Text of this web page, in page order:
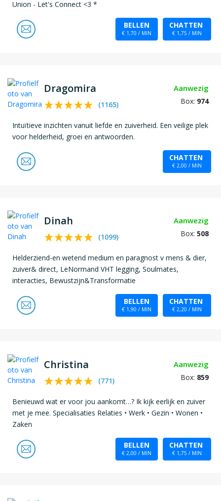
Union - Let's Connect <3 *
BELLEN
€ 1,70 / MIN
CHATTEN
€ 1,75 / MIN
Dragomira
(1165)
Aanwezig
Box: 974
Intuïtieve inzichten vanuit liefde en zuiverheid. Een veilige plek
voor helderheid, groei en antwoorden.
CHATTEN
€ 2,00 / MIN
Dinah
(1099)
Aanwezig
Box: 508
Helderziend-en wetend medium en paragnost v mens & dier,
zuiver& direct, LeNormand VHT legging, Soulmates,
interacties, Bewustzijn&Transformatie
BELLEN
€ 1,90 / MIN
CHATTEN
€ 2,20 / MIN
Christina
(771)
Aanwezig
Box: 859
Benieuwd wat er voor jou aankomt…? Ik kijk eerlijk en zuiver
met je mee. Specialisaties Relaties • Werk • Gezin • Wonen •
Zaken
BELLEN
€ 2,00 / MIN
CHATTEN
€ 1,75 / MIN